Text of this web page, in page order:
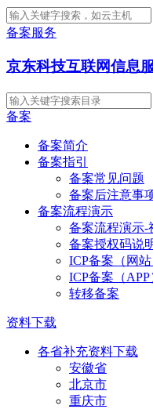
备案服务
京东科技互联网信息
备案
备案简介
备案指引
备案常见问题
备案后注意事
备案流程演示
备案流程演示-
备案授权码说
ICP备案（网
ICP备案（
转移备案
资料下载
各省补充资料下载
安徽省
北京市
重庆市